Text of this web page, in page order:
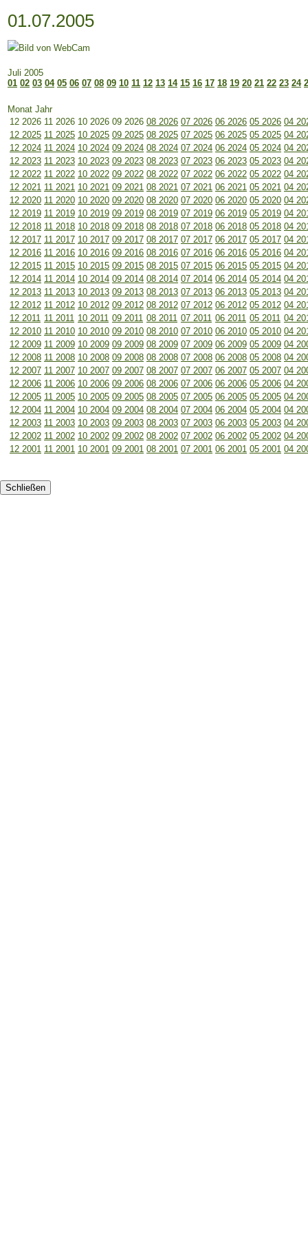
01.07.2005
Juli 2005
01 02 03 04 05 06 07 08 09 10 11 12 13 14 15 16 17 18 19 20 21 22 23 24
Monat Jahr
12 2026 11 2026 10 2026 09 2026 08 2026 07 2026 06 2026 05 2026 04
12 2025 11 2025 10 2025 09 2025 08 2025 07 2025 06 2025 05 2025 04
12 2024 11 2024 10 2024 09 2024 08 2024 07 2024 06 2024 05 2024 04
12 2023 11 2023 10 2023 09 2023 08 2023 07 2023 06 2023 05 2023 04
12 2022 11 2022 10 2022 09 2022 08 2022 07 2022 06 2022 05 2022 04
12 2021 11 2021 10 2021 09 2021 08 2021 07 2021 06 2021 05 2021 04
12 2020 11 2020 10 2020 09 2020 08 2020 07 2020 06 2020 05 2020 04
12 2019 11 2019 10 2019 09 2019 08 2019 07 2019 06 2019 05 2019 04
12 2018 11 2018 10 2018 09 2018 08 2018 07 2018 06 2018 05 2018 04
12 2017 11 2017 10 2017 09 2017 08 2017 07 2017 06 2017 05 2017 04
12 2016 11 2016 10 2016 09 2016 08 2016 07 2016 06 2016 05 2016 04
12 2015 11 2015 10 2015 09 2015 08 2015 07 2015 06 2015 05 2015 04
12 2014 11 2014 10 2014 09 2014 08 2014 07 2014 06 2014 05 2014 04
12 2013 11 2013 10 2013 09 2013 08 2013 07 2013 06 2013 05 2013 04
12 2012 11 2012 10 2012 09 2012 08 2012 07 2012 06 2012 05 2012 04
12 2011 11 2011 10 2011 09 2011 08 2011 07 2011 06 2011 05 2011 04
12 2010 11 2010 10 2010 09 2010 08 2010 07 2010 06 2010 05 2010 04
12 2009 11 2009 10 2009 09 2009 08 2009 07 2009 06 2009 05 2009 04
12 2008 11 2008 10 2008 09 2008 08 2008 07 2008 06 2008 05 2008 04
12 2007 11 2007 10 2007 09 2007 08 2007 07 2007 06 2007 05 2007 04
12 2006 11 2006 10 2006 09 2006 08 2006 07 2006 06 2006 05 2006 04
12 2005 11 2005 10 2005 09 2005 08 2005 07 2005 06 2005 05 2005 04
12 2004 11 2004 10 2004 09 2004 08 2004 07 2004 06 2004 05 2004 04
12 2003 11 2003 10 2003 09 2003 08 2003 07 2003 06 2003 05 2003 04
12 2002 11 2002 10 2002 09 2002 08 2002 07 2002 06 2002 05 2002 04
12 2001 11 2001 10 2001 09 2001 08 2001 07 2001 06 2001 05 2001 04